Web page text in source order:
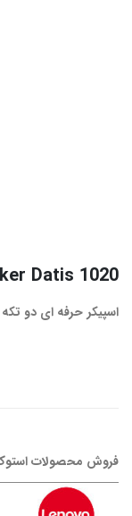
Datis 1020
اسپیکر حرفه ای دو تکه ایستاده داتیس مدل ۱۰۲۰ یک بلندگوی خانگی با قابلیت اتصال بلوتوث، رم و فلش
فروش محصولات